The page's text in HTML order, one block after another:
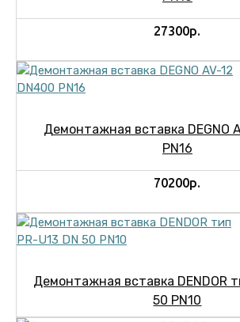
27300р.
Демонтажная вставка DEGNO
PN16
70200р.
Демонтажная вставка DENDOR
50 PN10